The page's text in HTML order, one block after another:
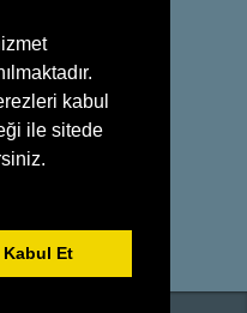
kabul
ile sitede
Kabul Et
İhbar Hattı)